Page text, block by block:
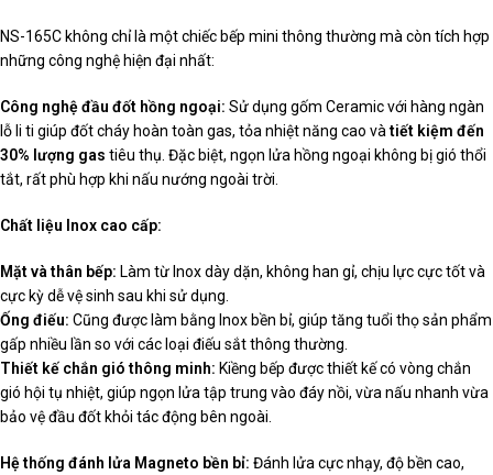
NS-165C không chỉ là một chiếc bếp mini thông thường mà còn tích hợp
những công nghệ hiện đại nhất:
Công nghệ đầu đốt hồng ngoại: Sử dụng gốm Ceramic với hàng ngàn
lỗ li ti giúp đốt cháy hoàn toàn gas, tỏa nhiệt năng cao vàtiết kiệm đến
30% lượng gas tiêu thụ. Đặc biệt, ngọn lửa hồng ngoại không bị gió thổi
tắt, rất phù hợp khi nấu nướng ngoài trời.
Chất liệu Inox cao cấp:
Mặt và thân bếp: Làm từ Inox dày dặn, không han gỉ, chịu lực cực tốt và
cực kỳ dễ vệ sinh sau khi sử dụng.
Ống điếu: Cũng được làm bằng Inox bền bỉ, giúp tăng tuổi thọ sản phẩm
gấp nhiều lần so với các loại điếu sắt thông thường.
Thiết kế chắn gió thông minh: Kiềng bếp được thiết kế có vòng chắn
gió hội tụ nhiệt, giúp ngọn lửa tập trung vào đáy nồi, vừa nấu nhanh vừa
bảo vệ đầu đốt khỏi tác động bên ngoài.
Hệ thống đánh lửa Magneto bền bỉ: Đánh lửa cực nhạy, độ bền cao,